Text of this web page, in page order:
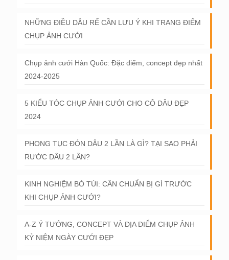
NHỮNG ĐIỀU DÂU RỂ CẦN LƯU Ý KHI TRANG ĐIỂM
CHỤP ẢNH CƯỚI
Chụp ảnh cưới Hàn Quốc: Đặc điểm, concept đẹp nhất
2024-2025
5 KIỂU TÓC CHỤP ẢNH CƯỚI CHO CÔ DÂU ĐẸP
2024
PHONG TỤC ĐÓN DÂU 2 LẦN LÀ GÌ? TẠI SAO PHẢI
RƯỚC DÂU 2 LẦN?
KINH NGHIỆM BỎ TÚI: CẦN CHUẨN BỊ GÌ TRƯỚC
KHI CHỤP ẢNH CƯỚI?
A-Z Ý TƯỞNG, CONCEPT VÀ ĐỊA ĐIỂM CHỤP ẢNH
KỶ NIỆM NGÀY CƯỚI ĐẸP